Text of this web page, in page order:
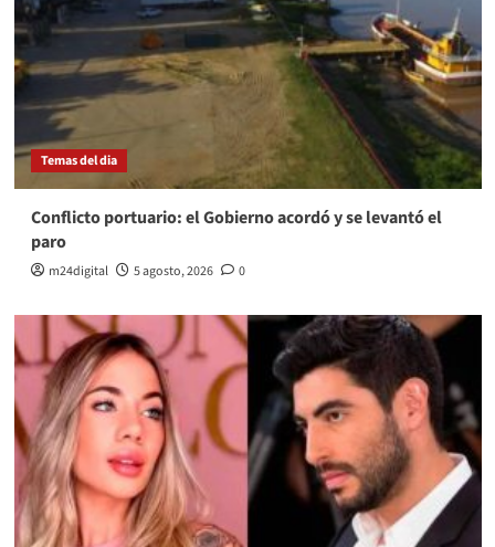
Temas del dia
Conflicto portuario: el Gobierno acordó y se levantó el
paro
m24digital 5 agosto, 2026 0